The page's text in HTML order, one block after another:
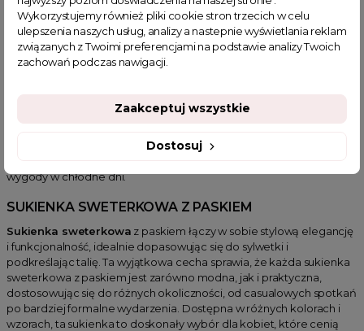
sukienka sweterkowa luźna. Ta sukienka jest idealna na luźne
spotkania z przyjaciółmi czy spokojne popołudnie w domu.
Wyróżniają się one nie tylko komfortem, ale także modnym
designem, który pasuje do wielu okazji. Sukienka sweterkowa
luźna jest uniwersalnym elementem, który łatwo można stylizować
sweterkowa sukienka oraz sukienka sweterkowa luźna została
stylu. Nasze sukienki sweterkowe łączą funkcjonalność z elegancją,
wygody w chłodne dni.
SUKIENKA SWETERKOWA Z PASKIEM
Sukienka sweterkowa z paskiem łączy w sobie stylową elegancję
i funkcjonalność, idealnie dopasowując się do sylwetki i
podkreślając talię. Ta wyjątkowa cecha sprawia, że każda sukienka
sweterkowa z paskiem jest zarówno modna, jak i praktyczna,
dostosowując się do różnych okoliczności, od casualowych spotkań
po bardziej formalne wydarzenia. Dostępna w różnych kolorach i
wzorach, ta sukienka to doskonały wybór dla kobiet, które cenią
Wykorzystujemy również pliki cookie stron trzecich w celu
ulepszenia naszych usług, analizy a nastepnie wyświetlania reklam
związanych z Twoimi preferencjami na podstawie analizy Twoich
zachowań podczas nawigacji.
Dostosuj
Zaakceptuj wszystkie